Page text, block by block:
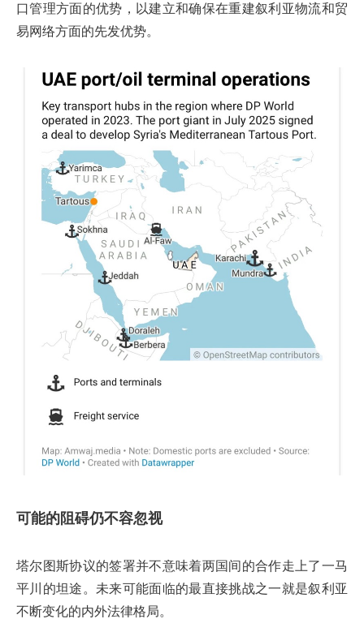
口管理方面的优势，以建立和确保在重建叙利亚物流和贸
易网络方面的先发优势。
可能的阻碍仍不容忽视
塔尔图斯协议的签署并不意味着两国间的合作走上了一马
平川的坦途。未来可能面临的最直接挑战之一就是叙利亚
不断变化的内外法律格局。